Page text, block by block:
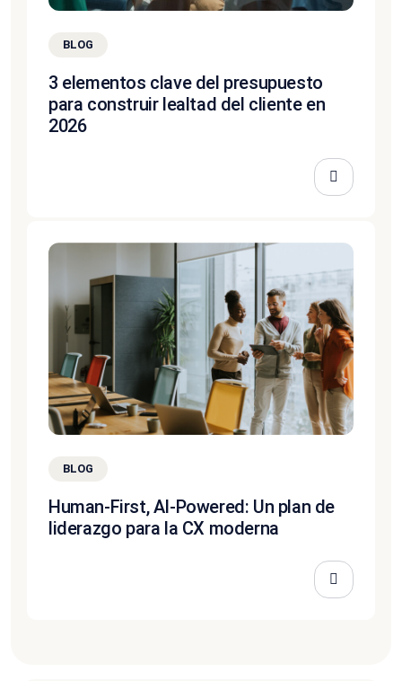
BLOG
3 elementos clave del presupuesto
para construir lealtad del cliente en
2026
BLOG
Human-First, AI-Powered: Un plan de
liderazgo para la CX moderna